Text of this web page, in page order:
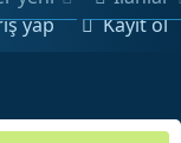
yap Kayıt ol